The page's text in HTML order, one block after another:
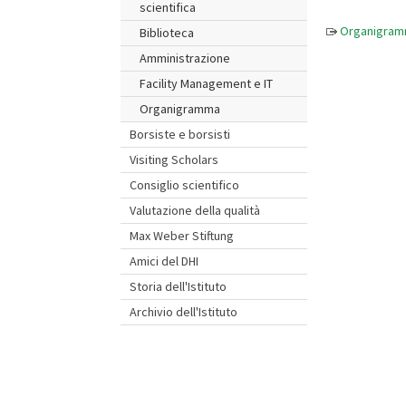
scientifica
Biblioteca
Amministrazione
Facility Management e IT
Organigramma
Borsiste e borsisti
Visiting Scholars
Consiglio scientifico
Valutazione della qualità
Max Weber Stiftung
Amici del DHI
Storia dell'Istituto
Archivio dell'Istituto